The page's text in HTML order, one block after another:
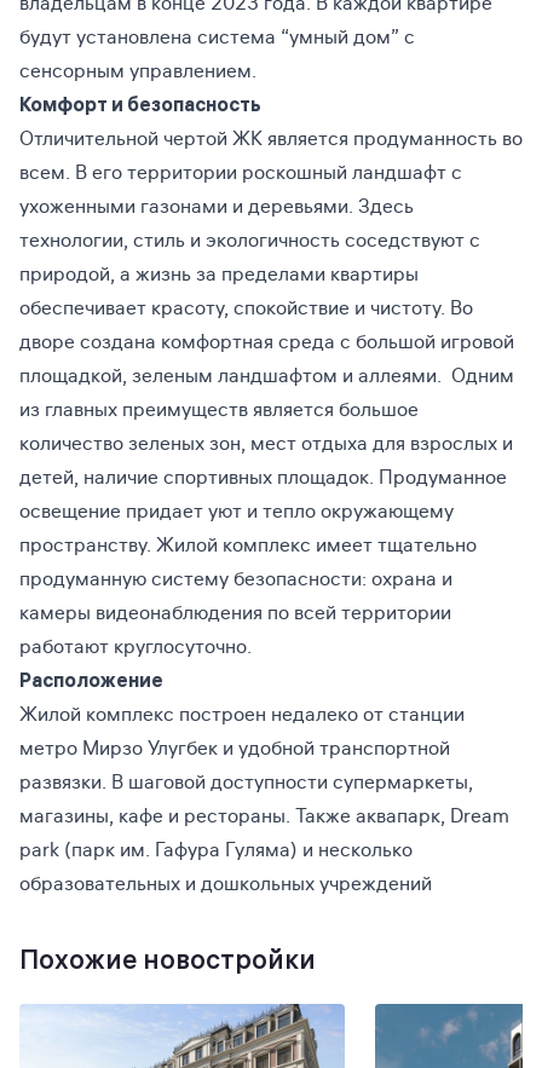
будут установлена система “умный дом” с
сенсорным управлением.
Комфорт и безопасность
Отличительной чертой ЖК является продуманность во
всем. В его территории роскошный ландшафт с
ухоженными газонами и деревьями. Здесь
технологии, стиль и экологичность соседствуют с
природой, а жизнь за пределами квартиры
обеспечивает красоту, спокойствие и чистоту. Во
дворе создана комфортная среда с большой игровой
площадкой, зеленым ландшафтом и аллеями. Одним
из главных преимуществ является большое
количество зеленых зон, мест отдыха для взрослых и
детей, наличие спортивных площадок. Продуманное
освещение придает уют и тепло окружающему
пространству. Жилой комплекс имеет тщательно
продуманную систему безопасности: охрана и
камеры видеонаблюдения по всей территории
работают круглосуточно.
Расположение
Жилой комплекс построен недалеко от станции
метро Мирзо Улугбек и удобной транспортной
развязки. В шаговой доступности супермаркеты,
магазины, кафе и рестораны. Также аквапарк, Dream
park (парк им. Гафура Гуляма) и несколько
образовательных и дошкольных учреждений
Похожие новостройки